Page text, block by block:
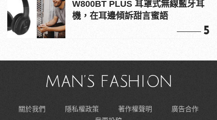
W800BT PLUS 耳罩式無線藍牙耳
機，在耳邊傾訴甜言蜜語
5
關於我們 隱私權政策 著作權聲明
廣告合作